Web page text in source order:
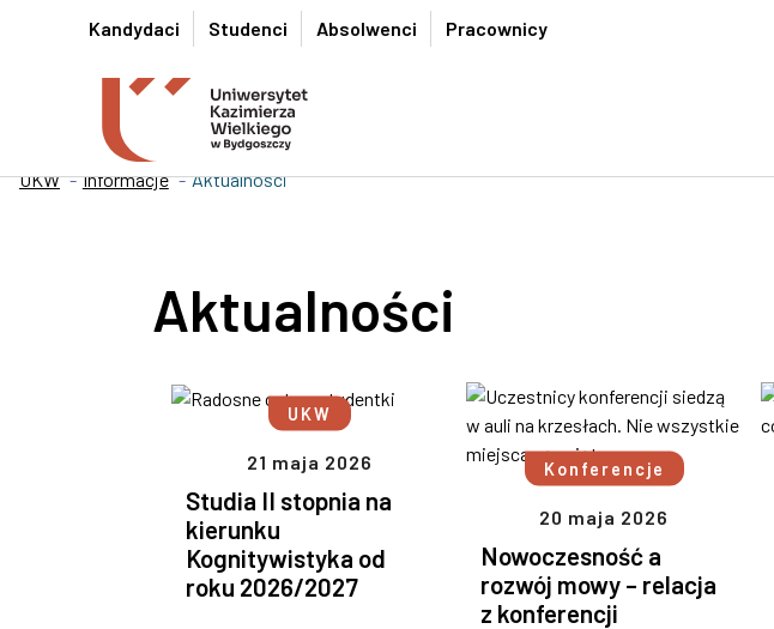
Przejdź do wyszukiwarki
Przejdź do treści
Przejdź do stopki - Kontakt
Kandydaci Studenci Absolwenci Pracownicy
UKW Informacje Aktualności
Aktualności
UKW
21 maja 2026
Studia II stopnia na
kierunku
Kognitywistyka od
roku 2026/2027
Konferencje
20 maja 2026
Nowoczesność a
rozwój mowy – relacja
z konferencji